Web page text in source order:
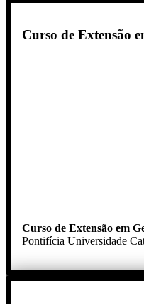
Curso de Extensão
Curso de Extensão em
Pontifícia Universidade